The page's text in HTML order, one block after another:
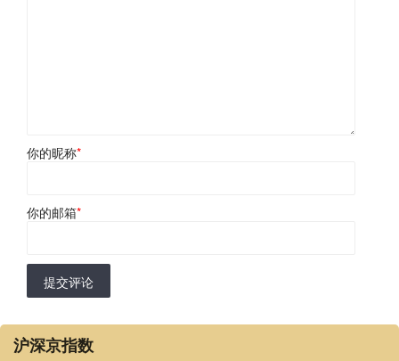
你的昵称*
你的邮箱*
提交评论
沪深京指数